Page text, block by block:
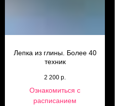
Лепка из глины. Более 40
техник
2 200 р.
Ознакомиться с
расписанием